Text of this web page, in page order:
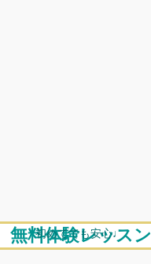
無料体験レッスン
初めてでも安心♩